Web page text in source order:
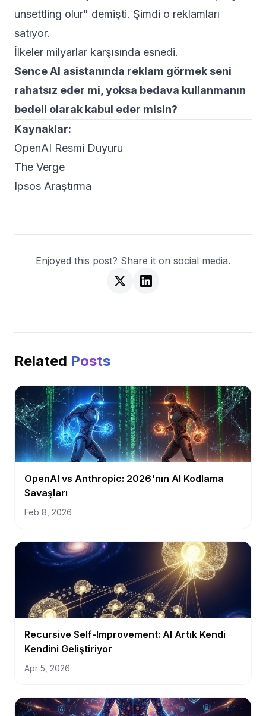
unsettling olur" demişti. Şimdi o reklamları
satıyor.
İlkeler milyarlar karşısında esnedi.
Sence AI asistanında reklam görmek seni
rahatsız eder mi, yoksa bedava kullanmanın
bedeli olarak kabul eder misin?
Kaynaklar:
OpenAI Resmi Duyuru
The Verge
Ipsos Araştırma
Enjoyed this post? Share it on social media.
Related Posts
OpenAI vs Anthropic: 2026'nın AI Kodlama
Savaşları
Feb 8, 2026
Recursive Self-Improvement: AI Artık Kendi
Kendini Geliştiriyor
Apr 5, 2026